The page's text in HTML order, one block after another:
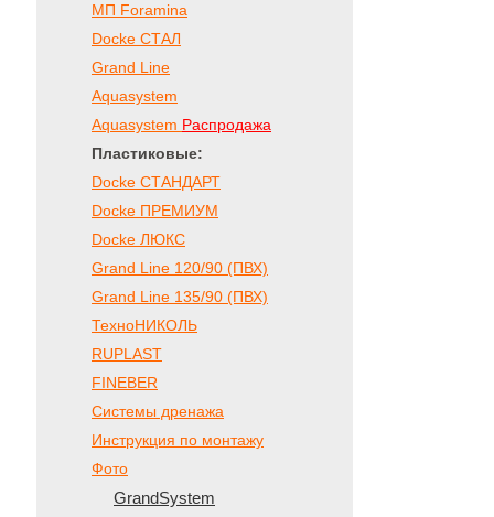
МП Foramina
Docke СТАЛ
Grand Line
Aquasystem
Aquasystem Распродажа
Пластиковые:
Docke СТАНДАРТ
Docke ПРЕМИУМ
Docke ЛЮКС
Grand Line 120/90 (ПВХ)
Grand Line 135/90 (ПВХ)
ТехноНИКОЛЬ
RUPLAST
FINEBER
Системы дренажа
Инструкция по монтажу
Фото
GrandSystem